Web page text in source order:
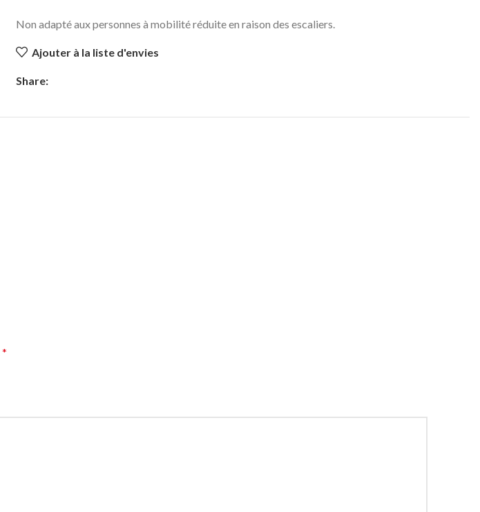
Non adapté aux personnes à mobilité réduite en raison des escaliers.
Ajouter à la liste d'envies
Share:
*